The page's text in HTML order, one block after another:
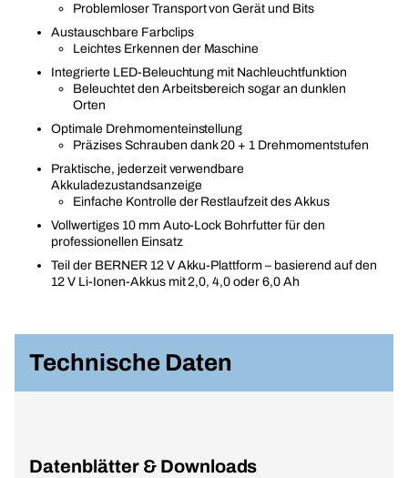
Problemloser Transport von Gerät und Bits
Austauschbare Farbclips
Leichtes Erkennen der Maschine
Integrierte LED-Beleuchtung mit Nachleuchtfunktion
Beleuchtet den Arbeitsbereich sogar an dunklen
Orten
Optimale Drehmomenteinstellung
Präzises Schrauben dank 20 + 1 Drehmomentstufen
Praktische, jederzeit verwendbare
Akkuladezustandsanzeige
Einfache Kontrolle der Restlaufzeit des Akkus
Vollwertiges 10 mm Auto-Lock Bohrfutter für den
professionellen Einsatz
Teil der BERNER 12 V Akku-Plattform – basierend auf den
12 V Li-Ionen-Akkus mit 2,0, 4,0 oder 6,0 Ah
Technische Daten
Datenblätter & Downloads